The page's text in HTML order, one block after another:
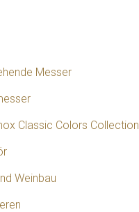
Messer
Classic Colors Collection
Weinbau